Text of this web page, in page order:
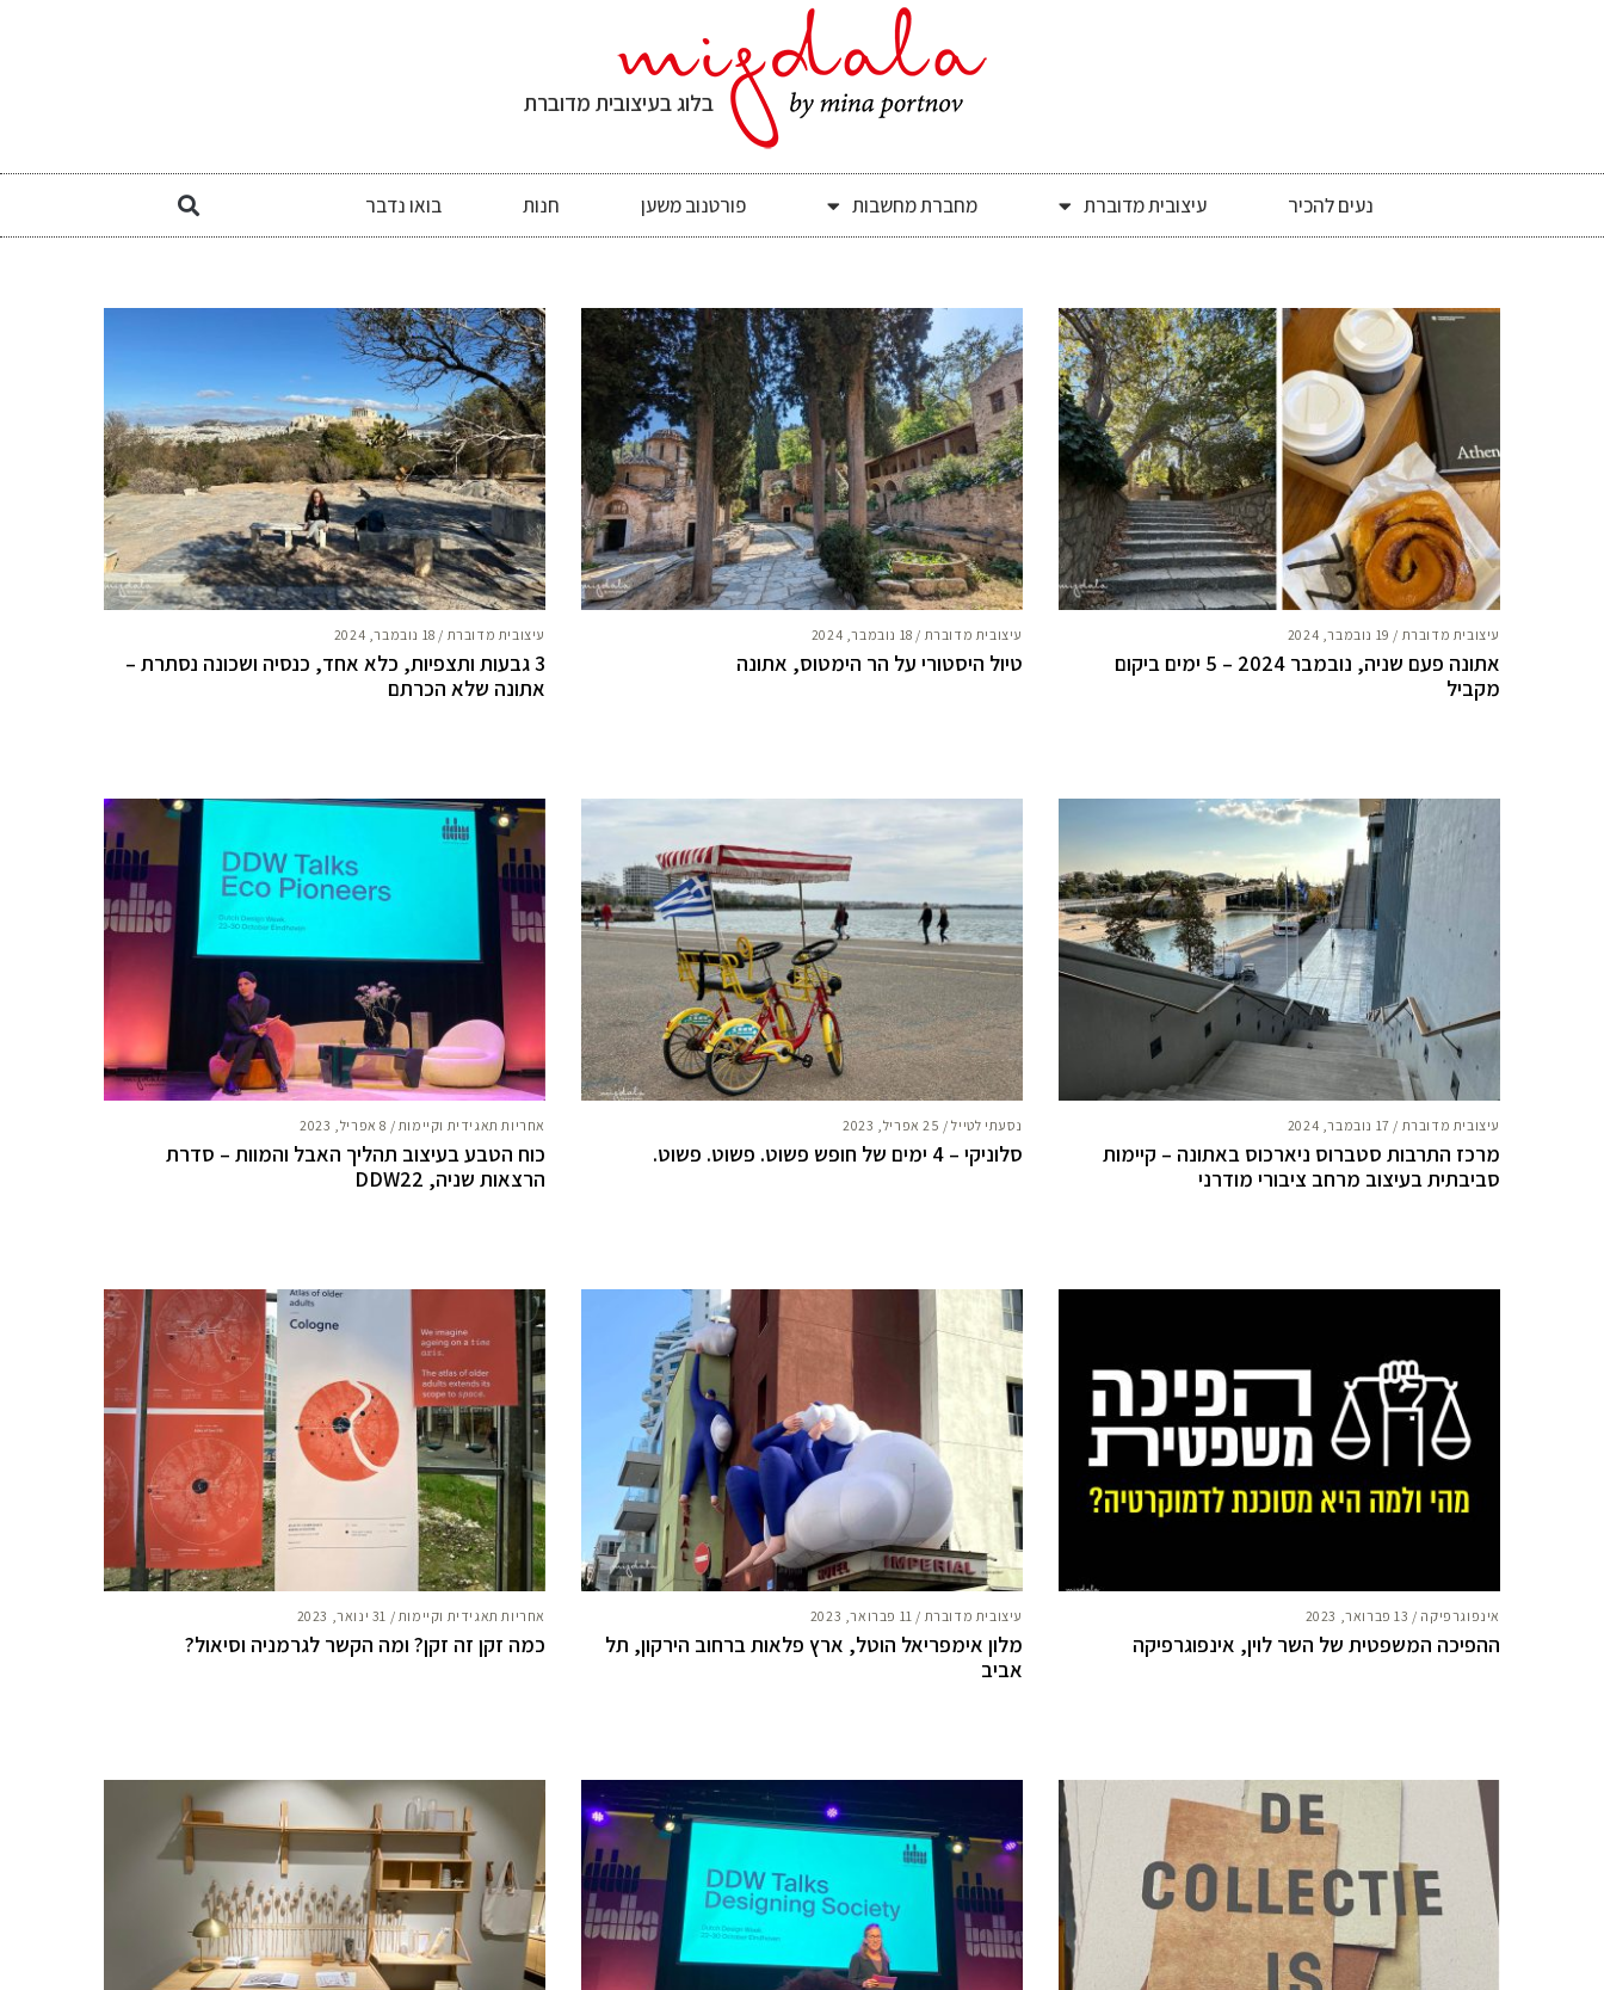
בלוג בעיצובית מדוברת
נעים להכיר עיצובית מדוברת מחברת מחשבות פורטנוב משען חנות בואו נדבר
עיצובית מדוברת / 19 נובמבר, 2024
אתונה פעם שניה, נובמבר 2024 – 5 ימים ביקום
מקביל
עיצובית מדוברת / 18 נובמבר, 2024
טיול היסטורי על הר הימטוס, אתונה
עיצובית מדוברת / 18 נובמבר, 2024
3 גבעות ותצפיות, כלא אחד, כנסיה ושכונה נסתרת –
אתונה שלא הכרתם
עיצובית מדוברת / 17 נובמבר, 2024
מרכז התרבות סטברוס ניארכוס באתונה – קיימות
סביבתית בעיצוב מרחב ציבורי מודרני
נסעתי לטייל/ 25 אפריל, 2023
סלוניקי – 4 ימים של חופש פשוט. פשוט. פשוט.
אחריות תאגידית וקיימות / 8 אפריל, 2023
כוח הטבע בעיצוב תהליך האבל והמוות – סדרת
הרצאות שניה, DDW22
אינפוגרפיקה / 13 פברואר, 2023
ההפיכה המשפטית של השר לוין, אינפוגרפיקה
עיצובית מדוברת / 11 פברואר, 2023
מלון אימפריאל הוטל, ארץ פלאות ברחוב הירקון, תל
אביב
אחריות תאגידית וקיימות / 31 ינואר, 2023
כמה זקן זה זקן? ומה הקשר לגרמניה וסיאול?